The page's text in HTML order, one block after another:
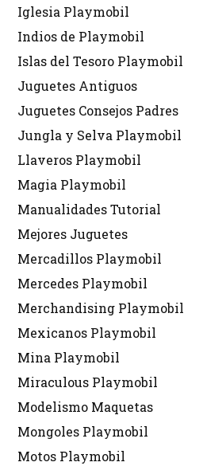
Iglesia Playmobil
Indios de Playmobil
Islas del Tesoro Playmobil
Juguetes Antiguos
Juguetes Consejos Padres
Jungla y Selva Playmobil
Llaveros Playmobil
Magia Playmobil
Manualidades Tutorial
Mejores Juguetes
Mercadillos Playmobil
Mercedes Playmobil
Merchandising Playmobil
Mexicanos Playmobil
Mina Playmobil
Miraculous Playmobil
Modelismo Maquetas
Mongoles Playmobil
Motos Playmobil